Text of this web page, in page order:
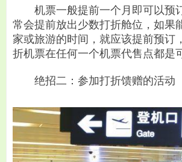
机票一般提前一个月即可以预
常会提前放出少数打折舱位，如果
家或旅游的时间，就应该提前预订
折机票在任何一个机票代售点都是
绝招二：参加打折馈赠的活动